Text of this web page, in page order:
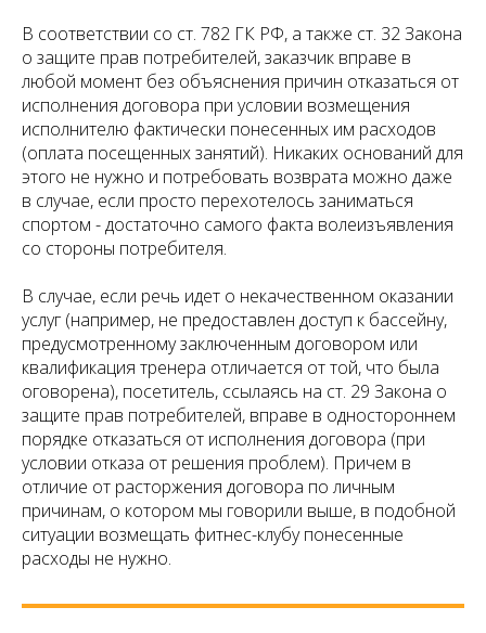
В соответствии со ст. 782 ГК РФ, а также ст. 32 Закона
о защите прав потребителей, заказчик вправе в
любой момент без объяснения причин отказаться от
исполнения договора при условии возмещения
исполнителю фактически понесенных им расходов
(оплата посещенных занятий). Никаких оснований для
этого не нужно и потребовать возврата можно даже
в случае, если просто перехотелось заниматься
спортом - достаточно самого факта волеизъявления
со стороны потребителя.
В случае, если речь идет о некачественном оказании
услуг (например, не предоставлен доступ к бассейну,
предусмотренному заключенным договором или
квалификация тренера отличается от той, что была
оговорена), посетитель, ссылаясь на ст. 29 Закона о
защите прав потребителей, вправе в одностороннем
порядке отказаться от исполнения договора (при
условии отказа от решения проблем). Причем в
отличие от расторжения договора по личным
причинам, о котором мы говорили выше, в подобной
ситуации возмещать фитнес-клубу понесенные
расходы не нужно.